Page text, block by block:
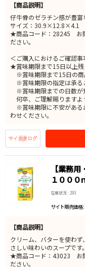
【商品説明】
仔牛骨のゼラチン感が豊富
サイズ：30.9×12.8×4.1
★商品コード：28245 お
ださい。
＜ご購入におけるご確認事
★賞味期限まで15日以上残
※賞味期限まで15日の商
※賞味期限の指定は承る
※賞味期限までの日数が
何卒、ご理解賜りますよ
※賞味期限に不安がある
わせください。
【業務
１０００
在庫状況 : 293
サイト販売価格 :
【商品説明】
クリーム、バターを使わ
さしい味わいのスープです
★商品コード：43023 お
ださい。